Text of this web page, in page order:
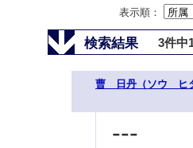
表示順：
検索結果 3件中
曹 日丹（ソウ ヒ
---